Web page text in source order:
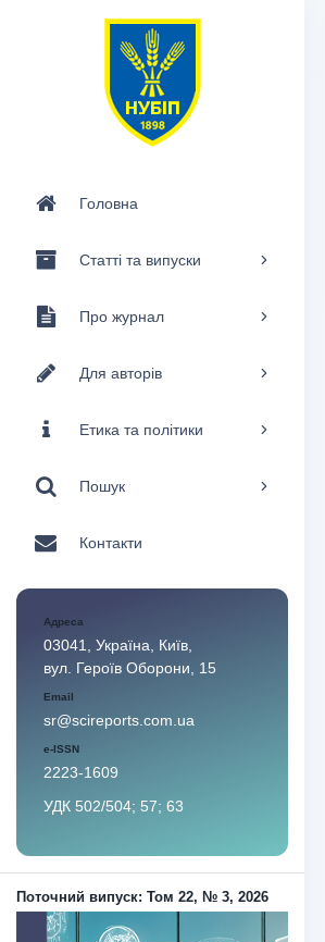
Головна
Статті та випуски
Про журнал
Для авторів
Етика та політики
Пошук
Контакти
Адреса
03041, Україна, Київ,
вул. Героїв Оборони, 15
Email
sr@scireports.com.ua
e-ISSN
2223-1609
УДК 502/504; 57; 63
Поточний випуск: Том 22, № 3, 2026